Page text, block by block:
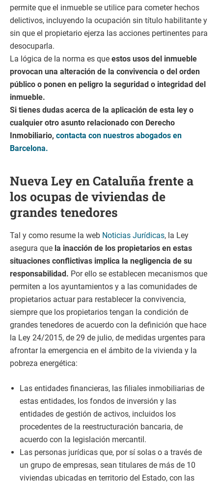
permite que el inmueble se utilice para cometer hechos
delictivos, incluyendo la ocupación sin título habilitante y
sin que el propietario ejerza las acciones pertinentes para
desocuparla.
La lógica de la norma es que estos usos del inmueble
provocan una alteración de la convivencia o del orden
público o ponen en peligro la seguridad o integridad del
inmueble.
Si tienes dudas acerca de la aplicación de esta ley o
cualquier otro asunto relacionado con Derecho
Inmobiliario, contacta con nuestros abogados en
Barcelona.
Nueva Ley en Cataluña frente a
los ocupas de viviendas de
grandes tenedores
Tal y como resume la web Noticias Jurídicas, la Ley
asegura que la inacción de los propietarios en estas
situaciones conflictivas implica la negligencia de su
responsabilidad. Por ello se establecen mecanismos que
permiten a los ayuntamientos y a las comunidades de
propietarios actuar para restablecer la convivencia,
siempre que los propietarios tengan la condición de
grandes tenedores de acuerdo con la definición que hace
la Ley 24/2015, de 29 de julio, de medidas urgentes para
afrontar la emergencia en el ámbito de la vivienda y la
pobreza energética:
Las entidades financieras, las filiales inmobiliarias de
estas entidades, los fondos de inversión y las
entidades de gestión de activos, incluidos los
procedentes de la reestructuración bancaria, de
acuerdo con la legislación mercantil.
Las personas jurídicas que, por sí solas o a través de
un grupo de empresas, sean titulares de más de 10
viviendas ubicadas en territorio del Estado, con las